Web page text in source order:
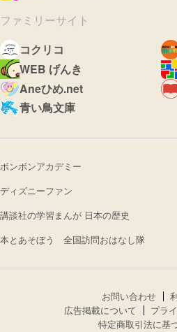
ファミリーサイト
コクリコ
WEB げんき
Aneひめ.net
青い鳥文庫
ボンボンアカデミー
ディズニーファン
講談社の学習まんが 日本の歴史
本とあそぼう 全国訪問おはなし隊
お問い合わせ
広告掲載について
プラ
特定商取引法に基